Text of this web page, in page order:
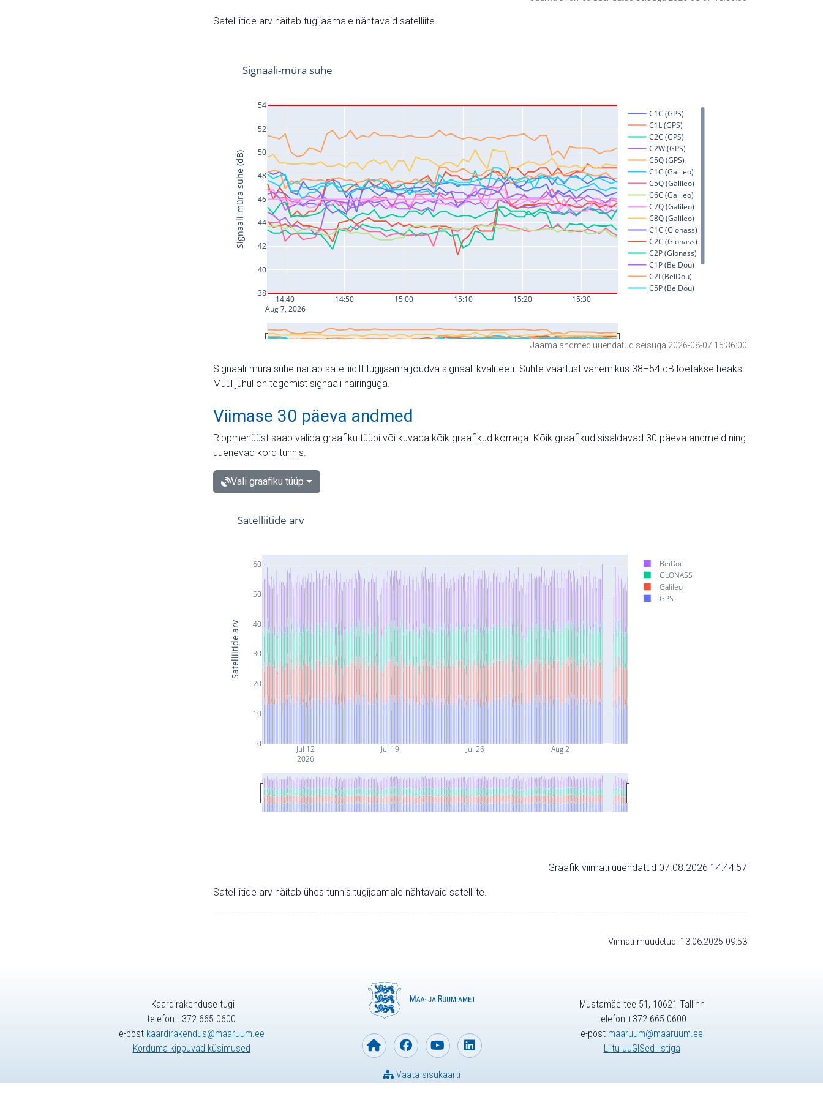
Satelliitide arv näitab tugijaamale nähtavaid satelliite.
Jaama andmed uuendatud seisuga 2026-08-07 15:36:00
Signaali-müra suhe näitab satelliidilt tugijaama jõudva signaali kvaliteeti. Suhte väärtust vahemikus 38–54 dB loetakse heaks.
Muul juhul on tegemist signaali häiringuga.
Viimase 30 päeva andmed
Rippmenüüst saab valida graafiku tüübi või kuvada kõik graafikud korraga. Kõik graafikud sisaldavad 30 päeva andmeid ning
uuenevad kord tunnis.
Vali graafiku tüüp
Jul 12
2026
Jul 19 Jul 26 Aug 2
0
10
20
30
40
50
60
BeiDou
GLONASS
Galileo
GPS
Satelliitide arv
Satelliitide arv
Graafik viimati uuendatud 07.08.2026 14:44:57
Satelliitide arv näitab ühes tunnis tugijaamale nähtavaid satelliite.
Viimati muudetud: 13.06.2025 09:53
Kaardirakenduse tugi
telefon +372 665 0600
e-post kaardirakendus@maaruum.ee
Korduma kippuvad küsimused
Vaata sisukaarti
Mustamäe tee 51, 10621 Tallinn
telefon +372 665 0600
e-post maaruum@maaruum.ee
Liitu uuGISed listiga